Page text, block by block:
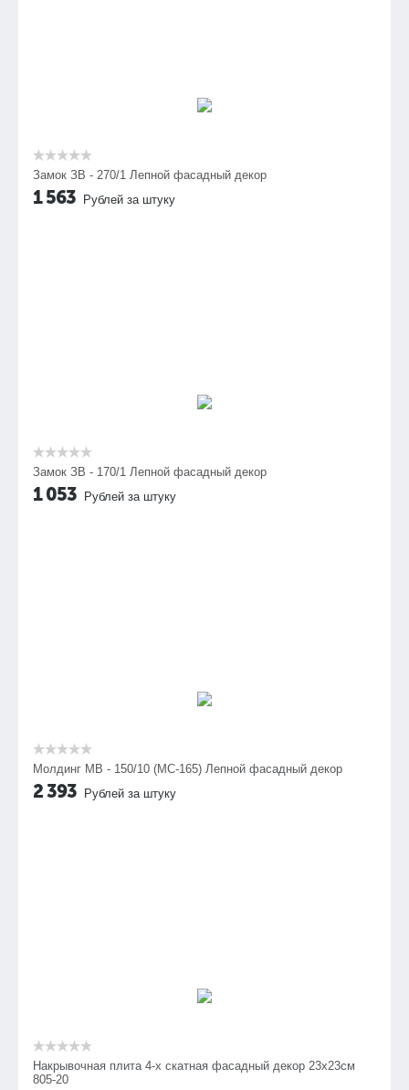
Замок ЗВ - 270/1 Лепной фасадный декор
1 563 Рублей за штуку
Замок ЗВ - 170/1 Лепной фасадный декор
1 053 Рублей за штуку
Молдинг МВ - 150/10 (МС-165) Лепной фасадный декор
2 393 Рублей за штуку
Накрывочная плита 4-х скатная фасадный декор 23х23см
805-20